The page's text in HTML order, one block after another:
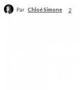
Par Chloé Simone 2